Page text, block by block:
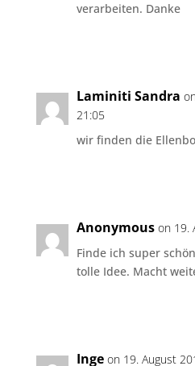
verarbeiten. Danke
Laminiti Sandra
21:05
wir finden die
Anonymous on 19.
Finde ich super
tolle Idee. Macht
Inge on 19. August